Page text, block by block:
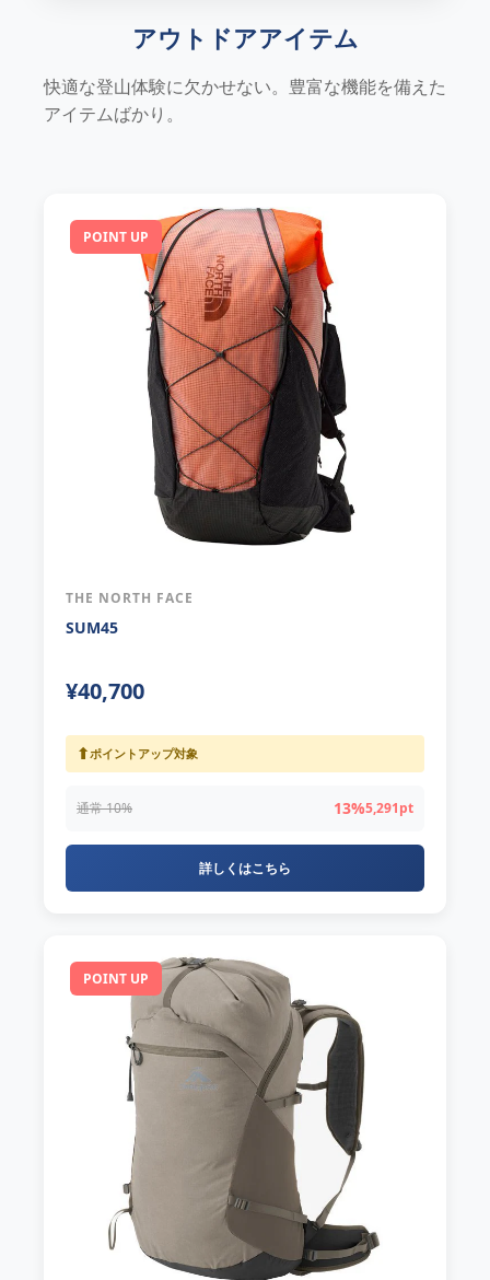
アウトドアアイテム
快適な登山体験に欠かせない。豊富な機能を備えた
アイテムばかり。
POINT UP
THE NORTH FACE
SUM45
¥40,700
⬆ポイントアップ対象
通常 10% 13%5,291pt
詳しくはこちら
POINT UP